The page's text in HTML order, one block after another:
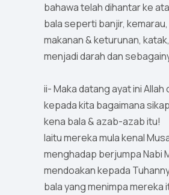
bahawa telah dihantar ke
bala seperti banjir,
makanan & keturunan,
menjadi darah dan
ii- Maka datang ayat ini
kepada kita bagaimana
kena bala & azab-azab itu!
Iaitu mereka mula kenal
menghadap berjumpa Nabi
mendoakan kepada
bala yang menimpa mereka